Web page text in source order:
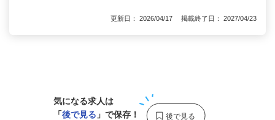
更新日： 2026/04/17 掲載終了日： 2027/04/23
気になる求人は
「後で見る 」で保存！